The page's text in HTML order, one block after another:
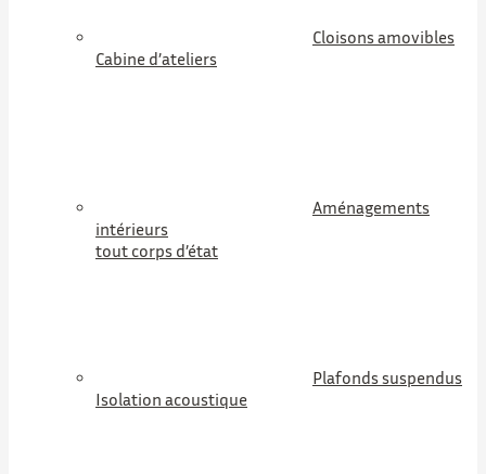
Cloisons amovibles
Cabine d’ateliers
Aménagements
intérieurs
tout corps d’état
Plafonds suspendus
Isolation acoustique